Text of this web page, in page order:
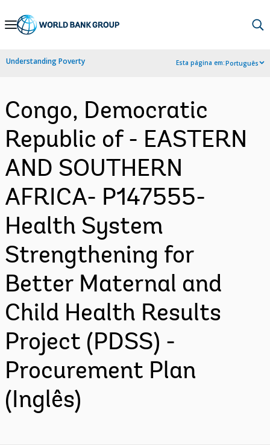
Skip
Navigation
Understanding Poverty Esta página em:Português
Congo, Democratic
Republic of - EASTERN
AND SOUTHERN
AFRICA- P147555-
Health System
Strengthening for
Better Maternal and
Child Health Results
Project (PDSS) -
Procurement Plan
(Inglês)